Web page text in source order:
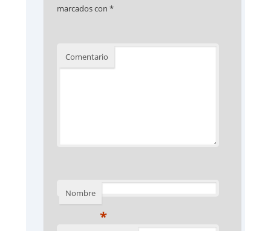
marcados con*
Comentario
Nombre
*